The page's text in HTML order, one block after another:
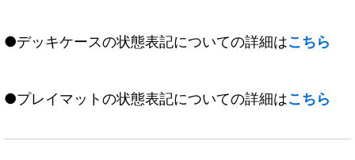
●デッキケースの状態表記についての詳細はこちら
●プレイマットの状態表記についての詳細はこちら